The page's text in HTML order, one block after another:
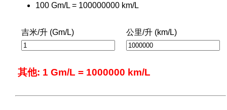
100 Gm/L = 100000000 km/L
吉米/升 (Gm/L) 公里/升 (km/L)
其他: 1 Gm/L = 1000000 km/L